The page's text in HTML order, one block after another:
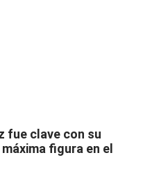
fue clave con su
figura en el